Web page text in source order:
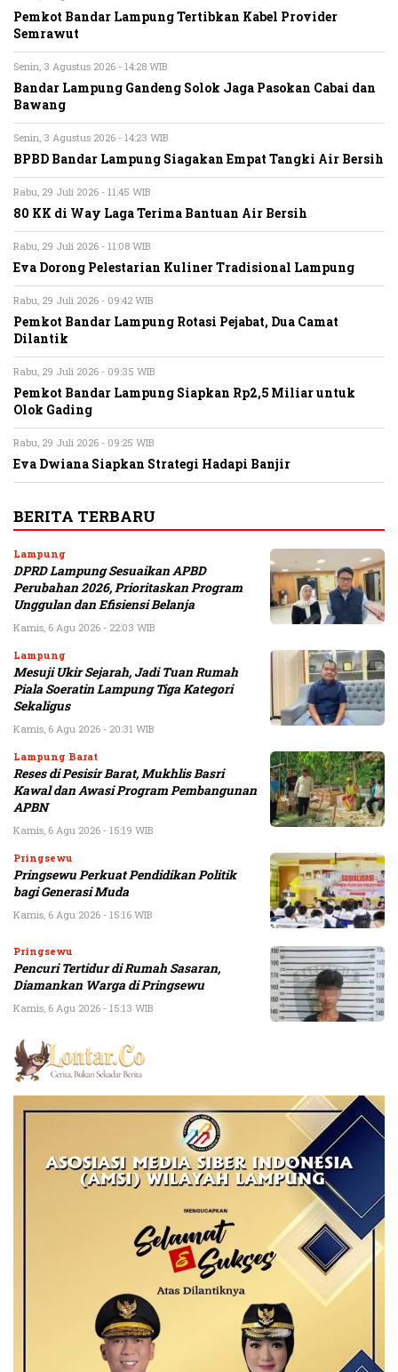
Pemkot Bandar Lampung Tertibkan Kabel Provider
Semrawut
Senin, 3 Agustus 2026 - 14:28 WIB
Bandar Lampung Gandeng Solok Jaga Pasokan Cabai dan
Bawang
Senin, 3 Agustus 2026 - 14:23 WIB
BPBD Bandar Lampung Siagakan Empat Tangki Air Bersih
Rabu, 29 Juli 2026 - 11:45 WIB
80 KK di Way Laga Terima Bantuan Air Bersih
Rabu, 29 Juli 2026 - 11:08 WIB
Eva Dorong Pelestarian Kuliner Tradisional Lampung
Rabu, 29 Juli 2026 - 09:42 WIB
Pemkot Bandar Lampung Rotasi Pejabat, Dua Camat
Dilantik
Rabu, 29 Juli 2026 - 09:35 WIB
Pemkot Bandar Lampung Siapkan Rp2,5 Miliar untuk
Olok Gading
Rabu, 29 Juli 2026 - 09:25 WIB
Eva Dwiana Siapkan Strategi Hadapi Banjir
BERITA TERBARU
Lampung
DPRD Lampung Sesuaikan APBD
Perubahan 2026, Prioritaskan Program
Unggulan dan Efisiensi Belanja
Kamis, 6 Agu 2026 - 22:03 WIB
Lampung
Mesuji Ukir Sejarah, Jadi Tuan Rumah
Piala Soeratin Lampung Tiga Kategori
Sekaligus
Kamis, 6 Agu 2026 - 20:31 WIB
Lampung Barat
Reses di Pesisir Barat, Mukhlis Basri
Kawal dan Awasi Program Pembangunan
APBN
Kamis, 6 Agu 2026 - 15:19 WIB
Pringsewu
Pringsewu Perkuat Pendidikan Politik
bagi Generasi Muda
Kamis, 6 Agu 2026 - 15:16 WIB
Pringsewu
Pencuri Tertidur di Rumah Sasaran,
Diamankan Warga di Pringsewu
Kamis, 6 Agu 2026 - 15:13 WIB